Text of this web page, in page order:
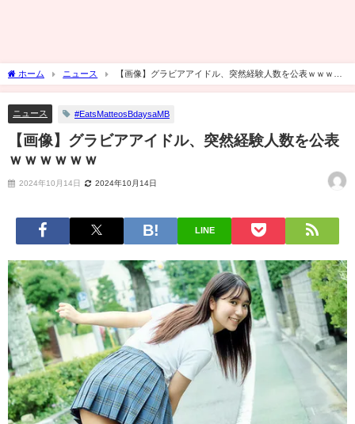
ホーム ニュース
【画像】グラビアアイドル、突然経験人数を公表ｗｗｗｗ
ｗｗ
ニュース #EatsMatteosBdaysaMB
【画像】グラビアアイドル、突然経験人数を公表
ｗｗｗｗｗｗ
2024年10月14日 2024年10月14日
LINE